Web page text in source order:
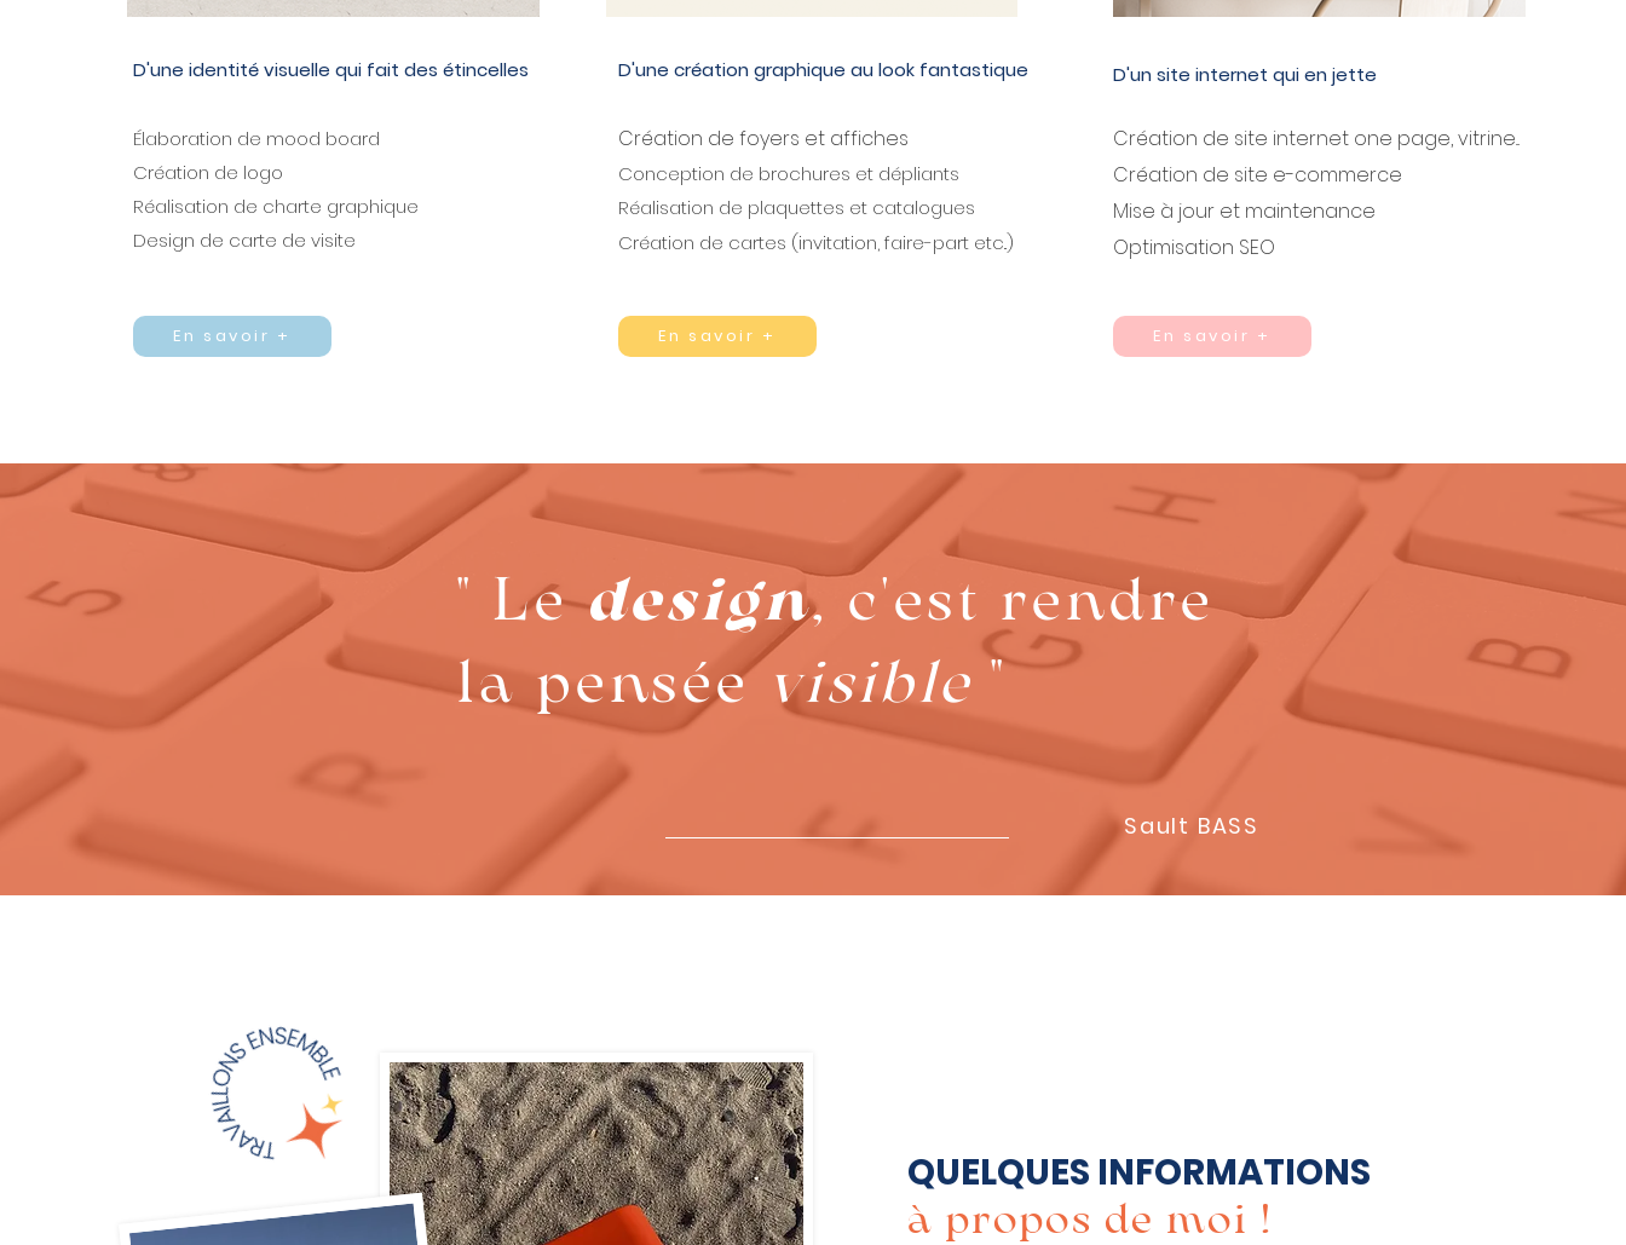
D'une identité visuelle qui fait des étincelles
Élaboration de mood board
Création de logo
Réalisation de charte graphique
Design de carte de visite
En savoir +
D'une création graphique au look fantastique
Création de foyers et affiches
Conception de brochures et dépliants
Réalisation de plaquettes et catalogues
Création de cartes (invitation, faire-part etc..)
En savoir + En savoir +
D'un site internet qui en jette
Création de site internet one page, vitrine...
Création de site e-commerce
Mise à jour et maintenance
Optimisation SEO
" Ledesign, c'est rendre
la penséevisible "
Sault BASS
QUELQUES INFORMATIONS
à propos de moi !